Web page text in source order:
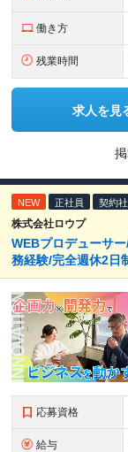
働き方
残業時間
求人を見
NEW 正社員 契約
株式会社ロウプ
WEBプロデューサ
務経験/完全週休2日
応募資格
給与